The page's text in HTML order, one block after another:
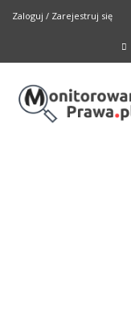
Zaloguj / Zarejestruj się